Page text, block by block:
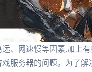
、网速慢等因素,加上
服务器的问题。为了